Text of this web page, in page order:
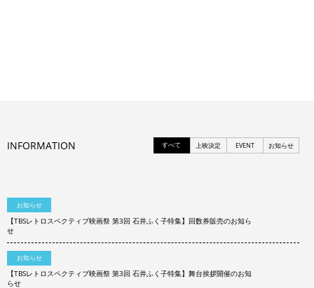
INFORMATION すべて 上映決定 EVENT お知らせ
お知らせ
【TBSレトロスペクティブ映画祭 第3回 石井ふく子特集】回数券販売のお知ら
せ
お知らせ
【TBSレトロスペクティブ映画祭 第3回 石井ふく子特集】舞台挨拶開催のお知
らせ